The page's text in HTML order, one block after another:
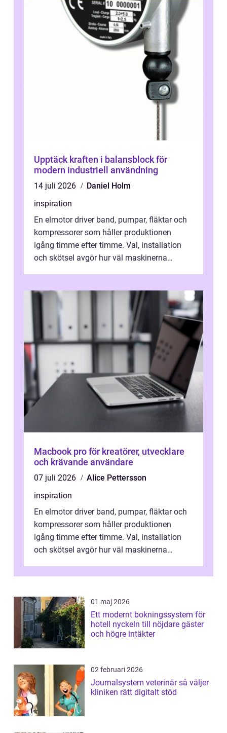
Upptäck kraften i balansblock för
modern industriell användning
14 juli 2026
Daniel Holm
inspiration
En elmotor driver band, pumpar, fläktar och
kompressorer som håller produktionen
igång timme efter timme. Val, installation
och skötsel avgör hur väl maskinerna
Macbook pro för kreatörer, utvecklare
och krävande användare
07 juli 2026
Alice Pettersson
inspiration
En elmotor driver band, pumpar, fläktar och
kompressorer som håller produktionen
igång timme efter timme. Val, installation
och skötsel avgör hur väl maskinerna
01 maj 2026
Ett modernt bokningssystem för
hotell nyckeln till nöjdare gäster
och högre intäkter
02 februari 2026
Journalsystem veterinär så väljer
kliniken rätt digitalt stöd